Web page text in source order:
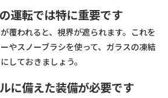
運転では特に重要です
覆われると、視界が遮られます。これを
やスノーブラシを使って、ガラスの凍結
しておきましょう。
に備えた装備が必要です